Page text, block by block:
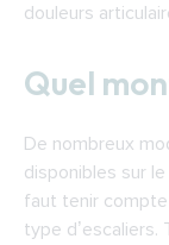
douleurs
Quel
De nombreux
disponibles sur
faut tenir
type